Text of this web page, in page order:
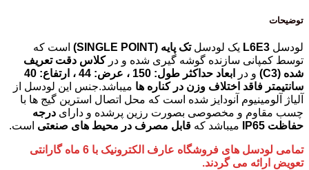
توضیحات
لودسل L6E3 یک لودسلتک پایه (SINGLE POINT)
است که
توسط کمپانی سازنده گوشه گیری شده و درکلاس دقت تعریف
شده (C3)
و در
ابعاد حداکثر طول: 150 ، عرض: 44 ، ارتفاع: 40
سانتیمتر فاقد اختلاف وزن در کناره ها میباشد.جنس این لودسل از
آلیاژ آلومینیوم آنودایز شده است که محل اتصال استرین گیج ها با
چسب مقاوم و مخصوصی بصورت رزین پرشده و دارای درجه
حفاظت IP65
میباشد که قابل مصرف در محیط های صنعتی است.
تمامی لودسل های فروشگاه عارف الکترونیک با 6 ماه گارانتی
تعویض ارائه می گردند.